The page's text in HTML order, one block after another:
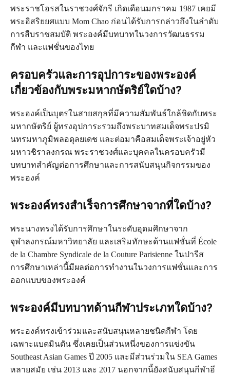
พระราชโอรสในราชวงศ์จักรี เกิดเดือนมกราคม 1987 เคยมี
พระอิสริยยศแบบ Mom Chao ก่อนได้รับการกล่าวถึงในลำดับ
การสืบราชสมบัติ พระองค์มีบทบาทในวงการวัฒนธรรม
กีฬา และแฟชั่นของไทย
ครอบครัวและการอุปการะของพระองค์
เกี่ยวข้องกับพระมหากษัตริย์ใดบ้าง?
พระองค์เป็นบุตรในสายสกุลที่มีความสัมพันธ์ใกล้ชิดกับพระ
มหากษัตริย์ ผู้ทรงอุปการะรวมถึงพระบาทสมเด็จพระปรมิ
นทรมหาภูมิพลอดุลยเดช และต่อมาคือสมเด็จพระเจ้าอยู่หัว
มหาวชิราลงกรณ พระราชวงศ์และบุคคลในครอบครัวมี
บทบาทสำคัญต่อการศึกษาและการสนับสนุนกิจกรรมของ
พระองค์
พระองค์ทรงสำเร็จการศึกษาจากที่ใดบ้าง?
พระนางทรงได้รับการศึกษาในระดับอุดมศึกษาจาก
จุฬาลงกรณ์มหาวิทยาลัย และเสริมทักษะด้านแฟชั่นที่ École
de la Chambre Syndicale de la Couture Parisienne ในปารีส
การศึกษาเหล่านี้มีผลต่อการทำงานในวงการแฟชั่นและการ
ออกแบบของพระองค์
พระองค์มีบทบาทด้านกีฬาประเภทใดบ้าง?
พระองค์ทรงเข้าร่วมและสนับสนุนหลายชนิดกีฬา โดย
เฉพาะแบดมินตัน ซึ่งเคยเป็นส่วนหนึ่งของการแข่งขัน
Southeast Asian Games ปี 2005 และมีส่วนร่วมใน SEA Games
หลายสมัย เช่น 2013 และ 2017 นอกจากนี้ยังสนับสนุนกีฬาอี